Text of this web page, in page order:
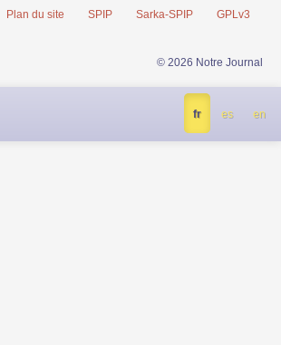
Plan du site SPIP Sarka-SPIP GPLv3
© 2026 Notre Journal
fr es en